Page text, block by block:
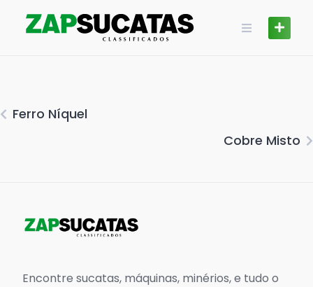
Ferro Níquel
Cobre Misto
Encontre sucatas, máquinas, minérios, e tudo o